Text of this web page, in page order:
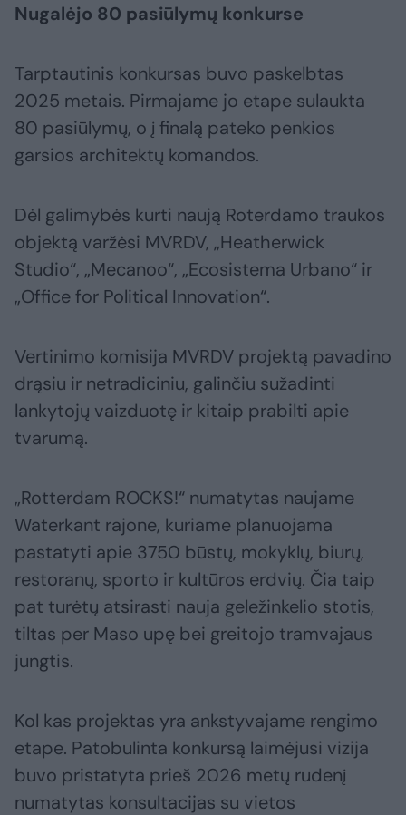
Nugalėjo 80 pasiūlymų konkurse
Tarptautinis konkursas buvo paskelbtas
2025 metais. Pirmajame jo etape sulaukta
80 pasiūlymų, o į finalą pateko penkios
garsios architektų komandos.
Dėl galimybės kurti naują Roterdamo traukos
objektą varžėsi MVRDV, „Heatherwick
Studio“, „Mecanoo“, „Ecosistema Urbano“ ir
„Office for Political Innovation“.
Vertinimo komisija MVRDV projektą pavadino
drąsiu ir netradiciniu, galinčiu sužadinti
lankytojų vaizduotę ir kitaip prabilti apie
tvarumą.
„Rotterdam ROCKS!“ numatytas naujame
Waterkant rajone, kuriame planuojama
pastatyti apie 3750 būstų, mokyklų, biurų,
restoranų, sporto ir kultūros erdvių. Čia taip
pat turėtų atsirasti nauja geležinkelio stotis,
tiltas per Maso upę bei greitojo tramvajaus
jungtis.
Kol kas projektas yra ankstyvajame rengimo
etape. Patobulinta konkursą laimėjusi vizija
buvo pristatyta prieš 2026 metų rudenį
numatytas konsultacijas su vietos